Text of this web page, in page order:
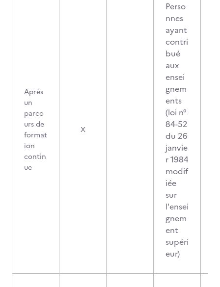
Après
un
parco
urs de
format
ion
contin
ue
X
Perso
nnes
ayant
contri
bué
aux
ensei
gnem
ents
(loi n°
84-52
du 26
janvie
r 1984
modif
iée
sur
l'ensei
gnem
ent
supéri
eur)